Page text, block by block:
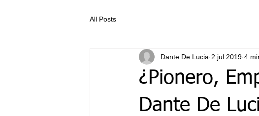
All Posts
¿Pionero,
Dante De
Dante De Lucia 2 jul 2019 4